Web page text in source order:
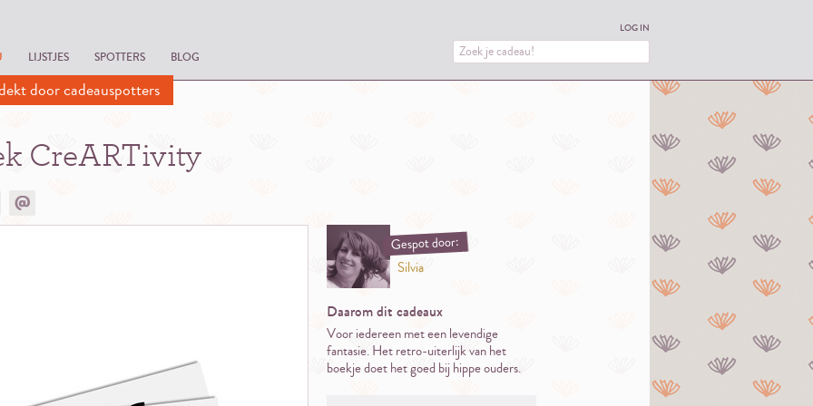
LIJSTJES SPOTTERS BLOG
LOG IN
door cadeauspotters
CreARTivity
Gespot door:
Silvia
Daarom dit cadeaux
Voor iedereen met een levendige
fantasie. Het retro-uiterlijk van het
boekje doet het goed bij hippe ouders.